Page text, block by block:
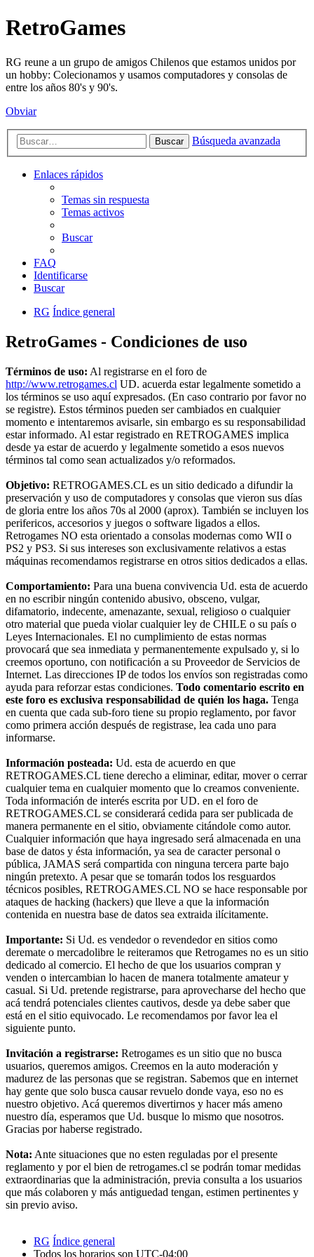
RetroGames
RG reune a un grupo de amigos Chilenos que estamos unidos por
un hobby: Colecionamos y usamos computadores y consolas de
entre los años 80's y 90's.
Obviar
Buscar Búsqueda avanzada
Enlaces rápidos
Temas sin respuesta
Temas activos
Buscar
FAQ
Identificarse
Buscar
RG Índice general
RetroGames - Condiciones de uso
Términos de uso: Al registrarse en el foro de
http://www.retrogames.cl UD. acuerda estar legalmente sometido a
los términos se uso aquí expresados. (En caso contrario por favor no
se registre). Estos términos pueden ser cambiados en cualquier
momento e intentaremos avisarle, sin embargo es su responsabilidad
estar informado. Al estar registrado en RETROGAMES implica
desde ya estar de acuerdo y legalmente sometido a esos nuevos
términos tal como sean actualizados y/o reformados.
Objetivo: RETROGAMES.CL es un sitio dedicado a difundir la
preservación y uso de computadores y consolas que vieron sus días
de gloria entre los años 70s al 2000 (aprox). También se incluyen los
perifericos, accesorios y juegos o software ligados a ellos.
Retrogames NO esta orientado a consolas modernas como WII o
PS2 y PS3. Si sus intereses son exclusivamente relativos a estas
máquinas recomendamos registrarse en otros sitios dedicados a ellas.
Comportamiento: Para una buena convivencia Ud. esta de acuerdo
en no escribir ningún contenido abusivo, obsceno, vulgar,
difamatorio, indecente, amenazante, sexual, religioso o cualquier
otro material que pueda violar cualquier ley de CHILE o su país o
Leyes Internacionales. El no cumplimiento de estas normas
provocará que sea inmediata y permanentemente expulsado y, si lo
creemos oportuno, con notificación a su Proveedor de Servicios de
Internet. Las direcciones IP de todos los envíos son registradas como
ayuda para reforzar estas condiciones. Todo comentario escrito en
este foro es exclusiva responsabilidad de quién los haga. Tenga
en cuenta que cada sub-foro tiene su propio reglamento, por favor
como primera acción después de registrase, lea cada uno para
informarse.
Información posteada: Ud. esta de acuerdo en que
RETROGAMES.CL tiene derecho a eliminar, editar, mover o cerrar
cualquier tema en cualquier momento que lo creamos conveniente.
Toda información de interés escrita por UD. en el foro de
RETROGAMES.CL se considerará cedida para ser publicada de
manera permanente en el sitio, obviamente citándole como autor.
Cualquier información que haya ingresado será almacenada en una
base de datos y ésta información, ya sea de caracter personal o
pública, JAMAS será compartida con ninguna tercera parte bajo
ningún pretexto. A pesar que se tomarán todos los resguardos
técnicos posibles, RETROGAMES.CL NO se hace responsable por
ataques de hacking (hackers) que lleve a que la información
contenida en nuestra base de datos sea extraida ilícitamente.
Importante: Si Ud. es vendedor o revendedor en sitios como
deremate o mercadolibre le reiteramos que Retrogames no es un sitio
dedicado al comercio. El hecho de que los usuarios compran y
venden o intercambian lo hacen de manera totalmente amateur y
casual. Si Ud. pretende registrarse, para aprovecharse del hecho que
acá tendrá potenciales clientes cautivos, desde ya debe saber que
está en el sitio equivocado. Le recomendamos por favor lea el
siguiente punto.
Invitación a registrarse: Retrogames es un sitio que no busca
usuarios, queremos amigos. Creemos en la auto moderación y
madurez de las personas que se registran. Sabemos que en internet
hay gente que solo busca causar revuelo donde vaya, eso no es
nuestro objetivo. Acá queremos divertirnos y hacer más ameno
nuestro día, esperamos que Ud. busque lo mismo que nosotros.
Gracias por haberse registrado.
Nota: Ante situaciones que no esten reguladas por el presente
reglamento y por el bien de retrogames.cl se podrán tomar medidas
extraordinarias que la administración, previa consulta a los usuarios
que más colaboren y más antiguedad tengan, estimen pertinentes y
sin previo aviso.
RG Índice general
Todos los horarios son UTC-04:00